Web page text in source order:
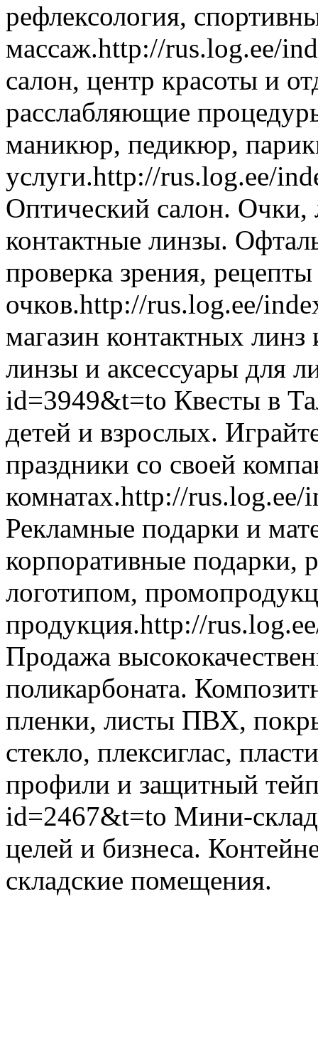
рефлексология,
массаж.http://rus.log.ee/
салон, центр красоты и
расслабляющие
маникюр, педикюр,
услуги.http://rus.log.ee/
Оптический салон. Очки,
контактные линзы.
проверка зрения,
очков.http://rus.log.ee/
магазин контактных линз
линзы и аксессуары для
id=3949&t=to Квесты в
детей и взрослых.
праздники со своей
комнатах.http://rus.log.ee/
Рекламные подарки и
корпоративные подарки,
логотипом,
продукция.http://
Продажа
поликарбоната.
пленки, листы ПВХ,
стекло, плексиглас,
профили и защитный
id=2467&t=to Мини-
целей и бизнеса.
складские помещения.